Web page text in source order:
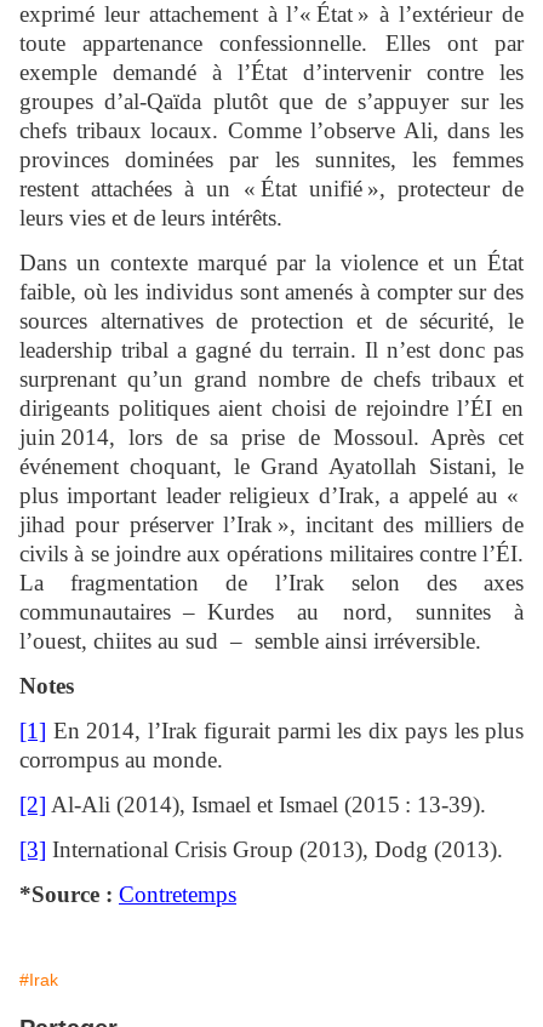
exprimé leur attachement à l’« État » à l’extérieur de
toute appartenance confessionnelle. Elles ont par
exemple demandé à l’État d’intervenir contre les
groupes d’al-Qaïda plutôt que de s’appuyer sur les
chefs tribaux locaux. Comme l’observe Ali, dans les
provinces dominées par les sunnites, les femmes
restent attachées à un « État unifié », protecteur de
leurs vies et de leurs intérêts.
Dans un contexte marqué par la violence et un État
faible, où les individus sont amenés à compter sur des
sources alternatives de protection et de sécurité, le
leadership tribal a gagné du terrain. Il n’est donc pas
surprenant qu’un grand nombre de chefs tribaux et
dirigeants politiques aient choisi de rejoindre l’ÉI en
juin 2014, lors de sa prise de Mossoul. Après cet
événement choquant, le Grand Ayatollah Sistani, le
plus important leader religieux d’Irak, a appelé au «
jihad pour préserver l’Irak », incitant des milliers de
civils à se joindre aux opérations militaires contre l’ÉI.
La fragmentation de l’Irak selon des axes
communautaires – Kurdes au nord, sunnites à
l’ouest, chiites au sud – semble ainsi irréversible.
Notes
[1] En 2014, l’Irak figurait parmi les dix pays les plus
corrompus au monde.
[2] Al-Ali (2014), Ismael et Ismael (2015 : 13-39).
[3] International Crisis Group (2013), Dodg (2013).
*Source : Contretemps
#Irak